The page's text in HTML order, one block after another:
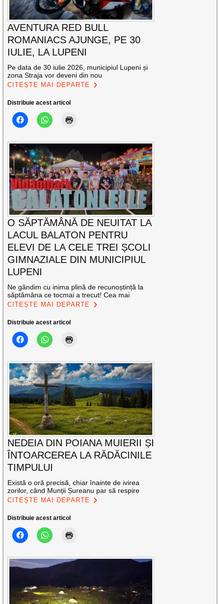
AVENTURA RED BULL
ROMANIACS AJUNGE, PE 30
IULIE, LA LUPENI
Pe data de 30 iulie 2026, municipiul Lupeni și
zona Straja vor deveni din nou
CITEȘTE MAI DEPARTE
Distribuie acest articol
O SĂPTĂMÂNĂ DE NEUITAT LA
LACUL BALATON PENTRU
ELEVI DE LA CELE TREI ȘCOLI
GIMNAZIALE DIN MUNICIPIUL
LUPENI
Ne gândim cu inima plină de recunoștință la
săptămâna ce tocmai a trecut! Cea mai
CITEȘTE MAI DEPARTE
Distribuie acest articol
NEDEIA DIN POIANA MUIERII ȘI
ÎNTOARCEREA LA RĂDĂCINILE
TIMPULUI
Există o oră precisă, chiar înainte de ivirea
zorilor, când Munții Șureanu par să respire
CITEȘTE MAI DEPARTE
Distribuie acest articol